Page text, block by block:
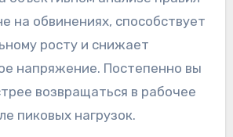
на обвинениях, способствует
росту и снижает
напряжение. Постепенно вы
возвращаться в рабочее
пиковых нагрузок.